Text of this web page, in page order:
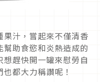
汁，嘗起來不僅清香
助食慾和炎熱造成的
趕快開一罐來慰勞自
都大力稱讚呢！